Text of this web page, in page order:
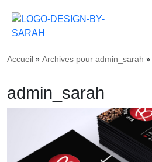
Aller
contenu
Accueil » Archives pour admin_sarah »
admin_sarah